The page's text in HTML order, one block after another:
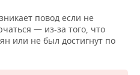
повод если не
— из-за того, что
или не был достигнут по